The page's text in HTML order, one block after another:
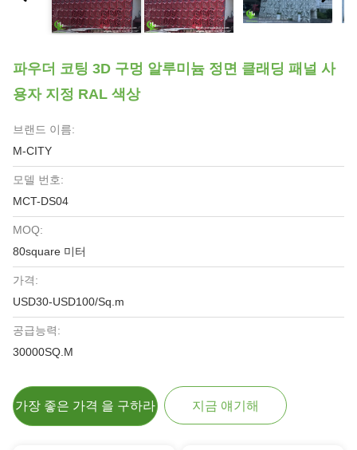
파우더 코팅 3D 구멍 알루미늄 정면 클래딩 패널 사
용자 지정 RAL 색상
브랜드 이름:
M-CITY
모델 번호:
MCT-DS04
MOQ:
80square 미터
가격:
USD30-USD100/Sq.m
공급능력:
30000SQ.M
가장 좋은 가격 을 구하라 지금 얘기해